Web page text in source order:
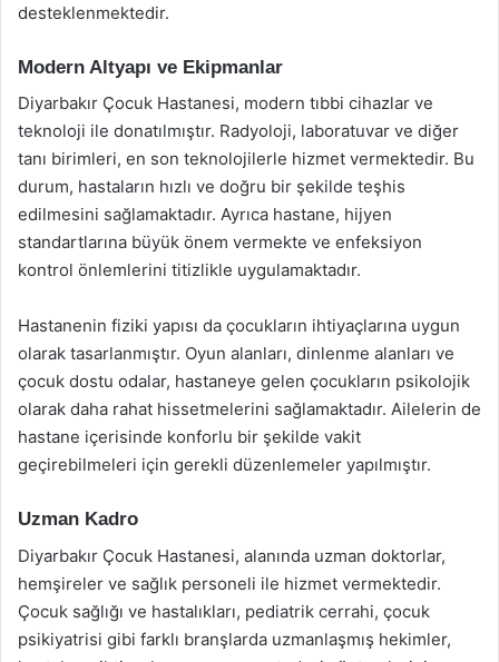
desteklenmektedir.
Modern Altyapı ve Ekipmanlar
Diyarbakır Çocuk Hastanesi, modern tıbbi cihazlar ve
teknoloji ile donatılmıştır. Radyoloji, laboratuvar ve diğer
tanı birimleri, en son teknolojilerle hizmet vermektedir. Bu
durum, hastaların hızlı ve doğru bir şekilde teşhis
edilmesini sağlamaktadır. Ayrıca hastane, hijyen
standartlarına büyük önem vermekte ve enfeksiyon
kontrol önlemlerini titizlikle uygulamaktadır.
Hastanenin fiziki yapısı da çocukların ihtiyaçlarına uygun
olarak tasarlanmıştır. Oyun alanları, dinlenme alanları ve
çocuk dostu odalar, hastaneye gelen çocukların psikolojik
olarak daha rahat hissetmelerini sağlamaktadır. Ailelerin de
hastane içerisinde konforlu bir şekilde vakit
geçirebilmeleri için gerekli düzenlemeler yapılmıştır.
Uzman Kadro
Diyarbakır Çocuk Hastanesi, alanında uzman doktorlar,
hemşireler ve sağlık personeli ile hizmet vermektedir.
Çocuk sağlığı ve hastalıkları, pediatrik cerrahi, çocuk
psikiyatrisi gibi farklı branşlarda uzmanlaşmış hekimler,